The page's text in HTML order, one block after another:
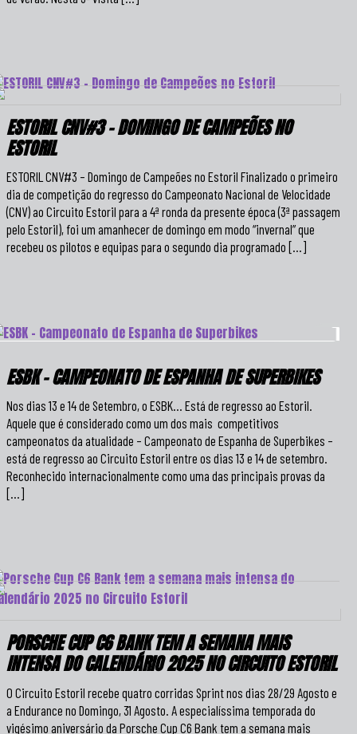
ESTORIL CNV#3 – DOMINGO DE CAMPEÕES NO
ESTORIL
ESTORIL CNV#3 – Domingo de Campeões no Estoril Finalizado o primeiro
dia de competição do regresso do Campeonato Nacional de Velocidade
(CNV) ao Circuito Estoril para a 4ª ronda da presente época (3ª passagem
pelo Estoril), foi um amanhecer de domingo em modo “invernal” que
recebeu os pilotos e equipas para o segundo dia programado […]
ESBK – CAMPEONATO DE ESPANHA DE SUPERBIKES
Nos dias 13 e 14 de Setembro, o ESBK… Está de regresso ao Estoril.
Aquele que é considerado como um dos mais competitivos
campeonatos da atualidade – Campeonato de Espanha de Superbikes –
está de regresso ao Circuito Estoril entre os dias 13 e 14 de setembro.
Reconhecido internacionalmente como uma das principais provas da
[…]
PORSCHE CUP C6 BANK TEM A SEMANA MAIS
INTENSA DO CALENDÁRIO 2025 NO CIRCUITO ESTORIL
O Circuito Estoril recebe quatro corridas Sprint nos dias 28/29 Agosto e
a Endurance no Domingo, 31 Agosto. A especialíssima temporada do
vigésimo aniversário da Porsche Cup C6 Bank tem a semana mais